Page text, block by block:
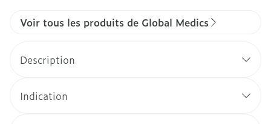
Voir tous les produits de Global Medics
Description
Indication